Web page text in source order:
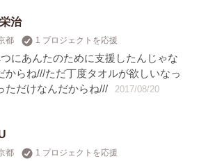
治
都 1 プロジェクトを応援
つにあんたのために支援したんじゃな
からね///ただ丁度タオルが欲しいなっ
ただけなんだからね/// 2017/08/20
都 1 プロジェクトを応援